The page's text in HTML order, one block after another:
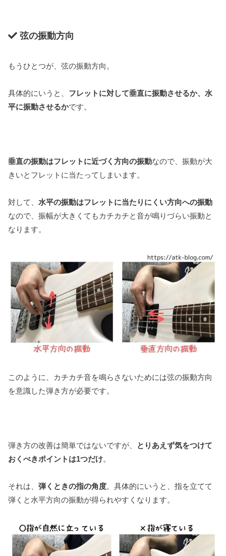
弦の振動方向
もうひとつが、弦の振動方向。
具体的にいうと、 フレットに対して垂直に振動させるか、水
平に振動させるかです。
垂直の振動はフレットに近づく方向の振動なので、振動が大
きいとフレットに当たってしまいます。
対して、 水平の振動はフレットに当たりにくい方向への振動
なので、振幅が大きくてもカチカチと音が鳴りづらい振動と
なります。
このように、カチカチ音を鳴らさないためには弦の振動方向
を意識した弾き方が必要です。
弾き方の改善は簡単ではないですが、
とりあえず気をつけて
おくべきポイントは1つだけ。
それは、 弾くときの指の角度。具体的にいうと、指を立てて
弾くと水平方向の振動が得られやすくなります。